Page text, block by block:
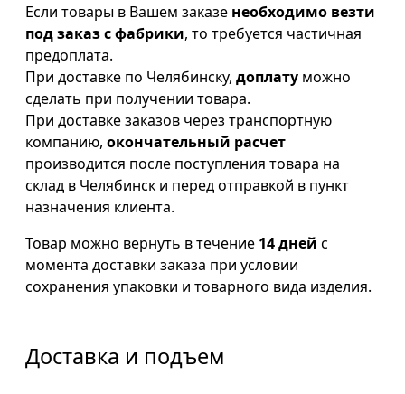
Если товары в Вашем заказе необходимо везти
под заказ с фабрики, то требуется частичная
предоплата.
При доставке по Челябинску, доплату можно
сделать при получении товара.
При доставке заказов через транспортную
компанию, окончательный расчет
производится после поступления товара на
склад в Челябинск и перед отправкой в пункт
назначения клиента.
Товар можно вернуть в течение 14 дней с
момента доставки заказа при условии
сохранения упаковки и товарного вида изделия.
Доставка и подъем